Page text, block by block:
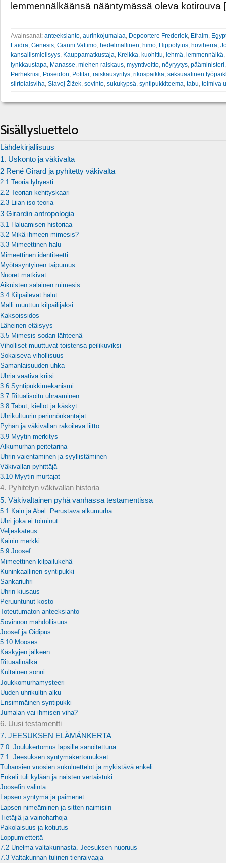
lemmennälkäänsä nääntymässä oleva
Avainsanat: anteeksianto aurinkojumalaa Depoortere Frederiek Efraim
Faidra Genesis Gianni Vattimo hedelmällinen himo Hippolytus hoviherra
kansallismielisyys Kauppamatkustaja Kreikka kuohittu lehmä lemmennälkä
lynkkaustapa Manasse miehen raiskaus myyntivoitto nöyryytys pääministeri
Perhekriisi Poseidon Potifar raiskausyritys rikospaikka seksuaalinen
siirtolaisviha Slavoj Žižek sovinto sukukypsä syntipukkiteema tabu toimiva
Sisällysluettelo
Lähdekirjallisuus
1. Uskonto ja väkivalta
2 René Girard ja pyhitetty väkivalta
2.1 Teoria lyhyesti
2.2 Teorian kehityskaari
2.3 Liian iso teoria
3 Girardin antropologia
3.1 Haluamisen historiaa
3.2 Mikä ihmeen mimesis?
3.3 Mimeettinen halu
Mimeettinen identiteetti
Myötäsyntyinen taipumus
Nuoret matkivat
Aikuisten salainen mimesis
3.4 Kilpailevat halut
Malli muuttuu kilpailijaksi
Kaksoissidos
Läheinen etäisyys
3.5 Mimesis sodan lähteenä
Viholliset muuttuvat toistensa peilikuviksi
Sokaiseva vihollisuus
Samanlaisuuden uhka
Uhria vaativa kriisi
3.6 Syntipukkimekanismi
3.7 Ritualisoitu uhraaminen
3.8 Tabut, kiellot ja käskyt
Uhrikultuurin perinnönkantajat
Pyhän ja väkivallan rakoileva liitto
3.9 Myytin merkitys
Alkumurhan peitetarina
Uhrin vaientaminen ja syyllistäminen
Väkivallan pyhittäjä
3.10 Myytin murtajat
4. Pyhitetyn väkivallan historia
5. Väkivaltainen pyhä vanhassa testamentissa
5.1 Kain ja Abel. Perustava alkumurha.
Uhri joka ei toiminut
Veljeskateus
Kainin merkki
5.9 Joosef
Mimeettinen kilpailukehä
Kuninkaallinen syntipukki
Sankariuhri
Uhrin kiusaus
Peruuntunut kosto
Toteutumaton anteeksianto
Sovinnon mahdollisuus
Joosef ja Oidipus
5.10 Mooses
Käskyjen jälkeen
Rituaalinälkä
Kultainen sonni
Joukkomurhamysteeri
Uuden uhrikultin alku
Ensimmäinen syntipukki
Jumalan vai ihmisen viha?
6. Uusi testamentti
7. JEESUKSEN ELÄMÄNKERTA
7.0. Joulukertomus lapsille sanoitettuna
7.1. Jeesuksen syntymäkertomukset
Tuhansien vuosien sukuluettelot ja mykistävä enkeli
Enkeli tuli kylään ja naisten vertaistuki
Joosefin valinta
Lapsen syntymä ja paimenet
Lapsen nimeäminen ja sitten naimisiin
Tietäjiä ja vainoharhoja
Pakolaisuus ja kotiutus
Loppumietteitä
7.2 Unelma valtakunnasta. Jeesuksen nuoruus
7.3 Valtakunnan tulinen tienraivaaja